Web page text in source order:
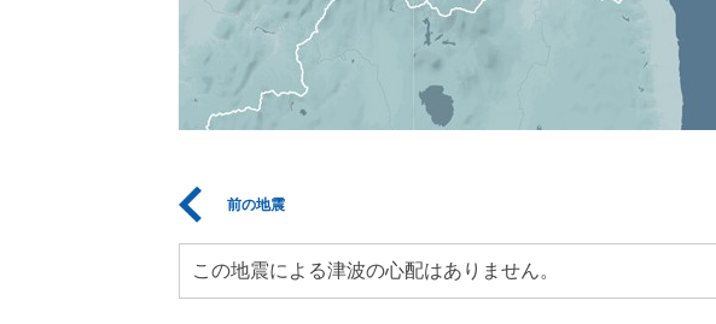
前の地震
この地震による津波の心配はありません。